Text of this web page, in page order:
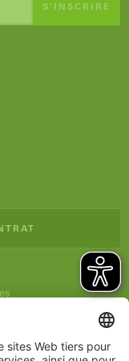
S'INSCRIRE